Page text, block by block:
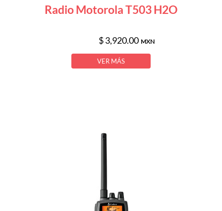
Radio Motorola T503 H2O
$ 3,920.00 MXN
VER MÁS